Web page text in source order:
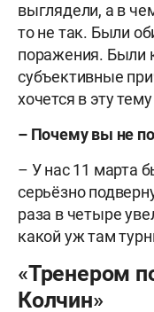
выглядели, а в
то не так. Были
поражения. Были
субъективные
хочется в эту
– Почему вы не
– У нас 11 марта
серьёзно
раза в четыре
какой уж там
«Тренером
Колчин»